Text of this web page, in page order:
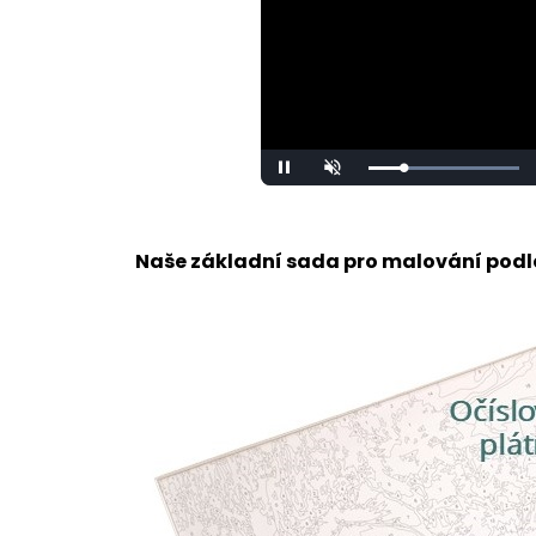
Pause Unmute Loaded:
100.00%
Naše základní sada pro malování